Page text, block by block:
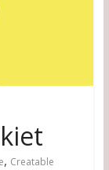
, Creatable